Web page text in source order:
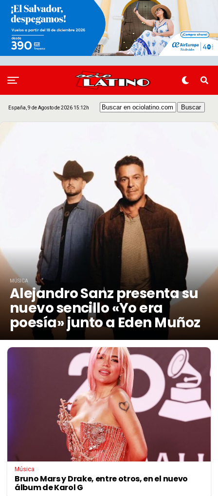
España, 9 de Agosto de 2026 15:12h
MÚSICA
Alejandro Sanz presenta su
nuevo sencillo «Yo era
poesía» junto a Eden Muñoz
Música
Bruno Mars y Drake, entre otros, en el nuevo
álbum de Karol G